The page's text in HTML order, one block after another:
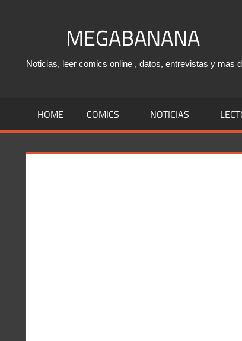
MEGABANANA
Noticias, leer comics online , datos, entrevistas y mas
HOME COMICS NOTICIAS